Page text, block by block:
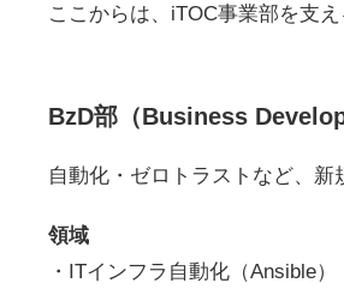
ここからは、iTOC事業部を支
BzD部（Business
自動化・ゼロトラストなど、新
領域
・ITインフラ自動化（Ansible）